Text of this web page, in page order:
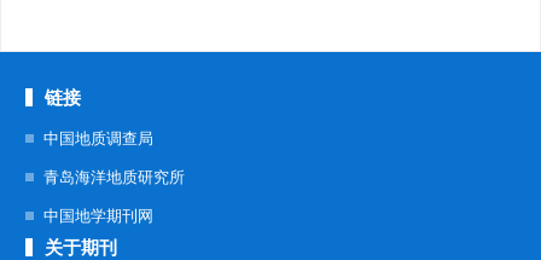
链接
中国地质调查局
青岛海洋地质研究所
中国地学期刊网
关于期刊